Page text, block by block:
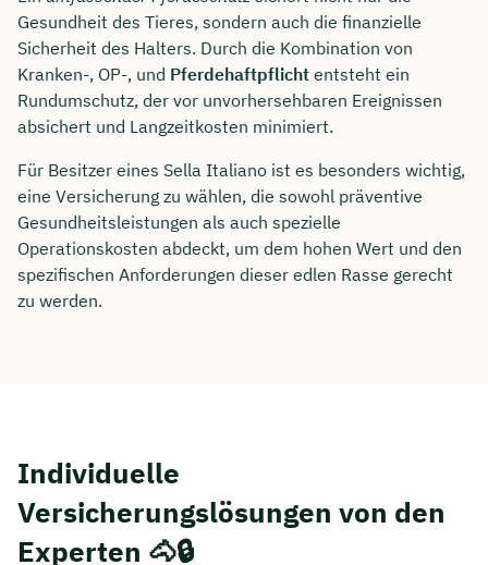
Gesundheit des Tieres, sondern auch die finanzielle
Sicherheit des Halters. Durch die Kombination von
Kranken-, OP-, und Pferdehaftpflicht entsteht ein
Rundumschutz, der vor unvorhersehbaren Ereignissen
absichert und Langzeitkosten minimiert.
Für Besitzer eines Sella Italiano ist es besonders wichtig,
eine Versicherung zu wählen, die sowohl präventive
Gesundheitsleistungen als auch spezielle
Operationskosten abdeckt, um dem hohen Wert und den
spezifischen Anforderungen dieser edlen Rasse gerecht
zu werden.
Individuelle
Versicherungslösungen von den
Experten 🐴🔒
Beratungsgespräch mit Jonas
Ubben sichern 🤝
Wir beraten dich Montag bis Freitag von 8 bis